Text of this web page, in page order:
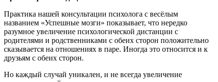
Практика нашей консультации психолога с весёлым
названием «Успешные мозги» показывает, что нередко
разумное увеличение психологической дистанции с
родителями и родственниками с обеих сторон положительно
сказывается на отношениях в паре. Иногда это относится и к
друзьям с обеих сторон.
Но каждый случай уникален, и не всегда увеличение